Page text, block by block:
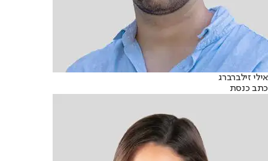
אילי זילברברג
כתב כנסת